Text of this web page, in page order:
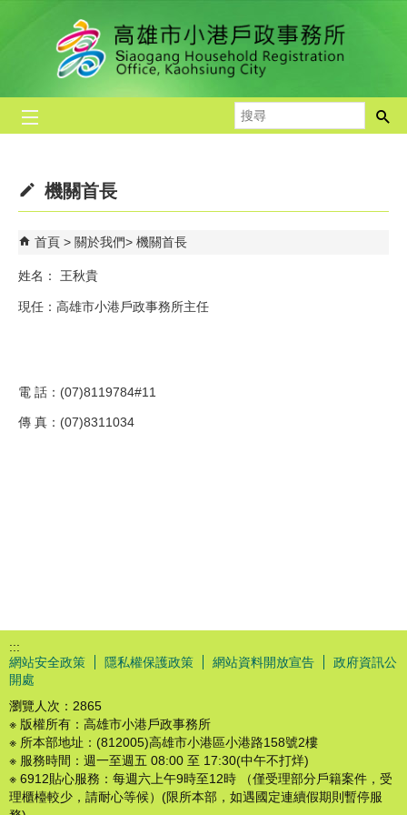
跳到主要內容區塊
尋
機關首長
首頁 關於我們 機關首長
姓名： 王秋貴
現任：高雄市小港戶政事務所主任
電 話：(07)8119784#11
傳 真：(07)8311034
:::
網站安全政策
隱私權保護政策 網站資料開放宣告
政府資訊公
開處
瀏覽人次： 2865
※ 版權所有：高雄市小港戶政事務所
※ 所本部地址：(812005)高雄市小港區小港路158號2樓
※ 服務時間：週一至週五 08:00 至 17:30(中午不打烊)
※ 6912貼心服務：每週六上午9時至12時 （僅受理部分戶籍案件，受
理櫃檯較少，請耐心等候）(限所本部，如遇國定連續假期則暫停服